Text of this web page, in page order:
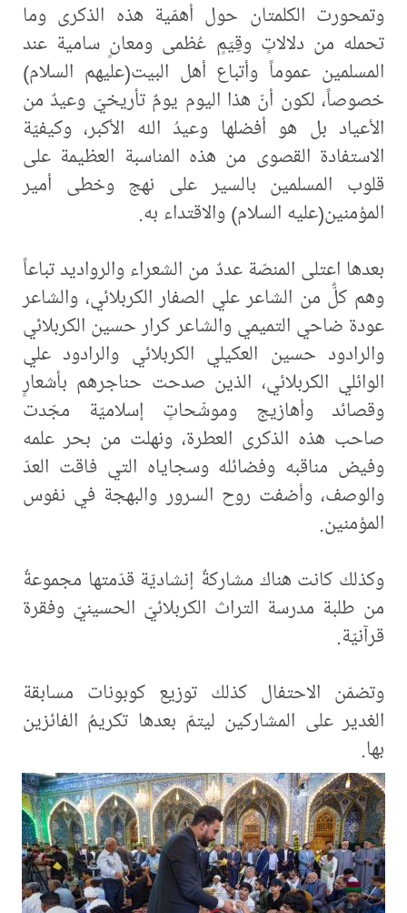
وتمحورت الكلمتان حول أهمّية هذه الذكرى وما
تحمله من دلالاتٍ وقِيَمٍ عُظمى ومعانٍ سامية عند
المسلمين عموماً وأتباع أهل البيت(عليهم السلام)
خصوصاً، لكون أنّ هذا اليوم يومٌ تأريخيّ وعيدٌ من
الأعياد بل هو أفضلها وعيدُ الله الأكبر، وكيفيّة
الاستفادة القصوى من هذه المناسبة العظيمة على
قلوب المسلمين بالسير على نهج وخطى أمير
المؤمنين(عليه السلام) والاقتداء به.
بعدها اعتلى المنصّة عددٌ من الشعراء والرواديد تباعاً
وهم كلٌّ من الشاعر علي الصفار الكربلائي، والشاعر
عودة ضاحي التميمي والشاعر كرار حسين الكربلائي
والرادود حسين العكيلي الكربلائي والرادود علي
الوائلي الكربلائي، الذين صدحت حناجرهم بأشعارٍ
وقصائد وأهازيج وموشّحاتٍ إسلاميّة مجّدت
صاحب هذه الذكرى العطرة، ونهلت من بحر علمه
وفيض مناقبه وفضائله وسجاياه التي فاقت العدّ
والوصف، وأضفت روح السرور والبهجة في نفوس
المؤمنين.
وكذلك كانت هناك مشاركةٌ إنشاديّة قدّمتها مجموعةٌ
من طلبة مدرسة التراث الكربلائيّ الحسينيّ وفقرة
قرآنيّة.
وتضمّن الاحتفال كذلك توزيع كوبونات مسابقة
الغدير على المشاركين ليتمّ بعدها تكريمُ الفائزين
بها.